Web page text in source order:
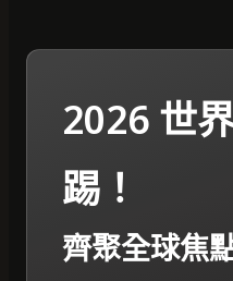
2026 世
踢！
齊聚全球焦